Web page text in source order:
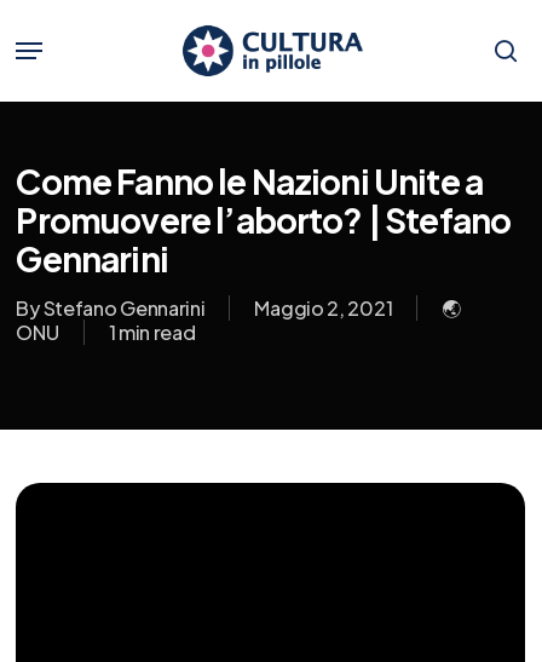
main
content
Menu
Come Fanno le Nazioni Unite a
Promuovere l’aborto? | Stefano
Gennarini
ByStefano Gennarini Maggio 2, 2021
🌏
ONU
1 min read